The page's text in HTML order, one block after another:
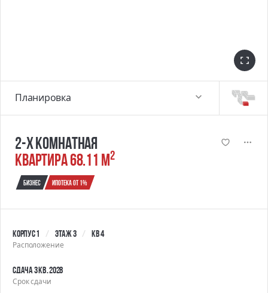
2-х комнатная
квартира 68.11 м2
Бизнес Ипотека от 1%
Корпус 1 Этаж 3 Кв 4
Расположение
Сдача 3 кв. 2028
Срок сдачи
Планировка